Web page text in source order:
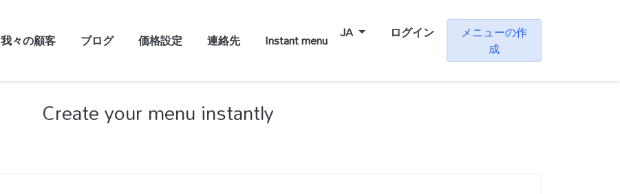
我々の顧客 ブログ 価格設定 連絡先 Instant menu JA ログイン メニューの作
成
Create your menu instantly